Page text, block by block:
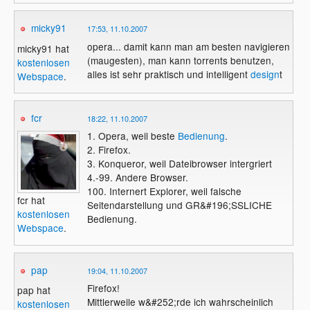
micky91
micky91 hat
kostenlosen
Webspace.
17:53, 11.10.2007
opera... damit kann man am besten navigieren
(maugesten), man kann torrents benutzen,
alles ist sehr praktisch und intelligent designt
fcr
fcr hat
kostenlosen
Webspace.
18:22, 11.10.2007
1. Opera, weil beste Bedienung.
2. Firefox.
3. Konqueror, weil Dateibrowser intergriert
4.-99. Andere Browser.
100. Internert Explorer, weil falsche
Seitendarstellung und GR&#196;SSLICHE
Bedienung.
pap
pap hat
kostenlosen
19:04, 11.10.2007
Firefox!
Mittlerweile w&#252;rde ich wahrscheinlich